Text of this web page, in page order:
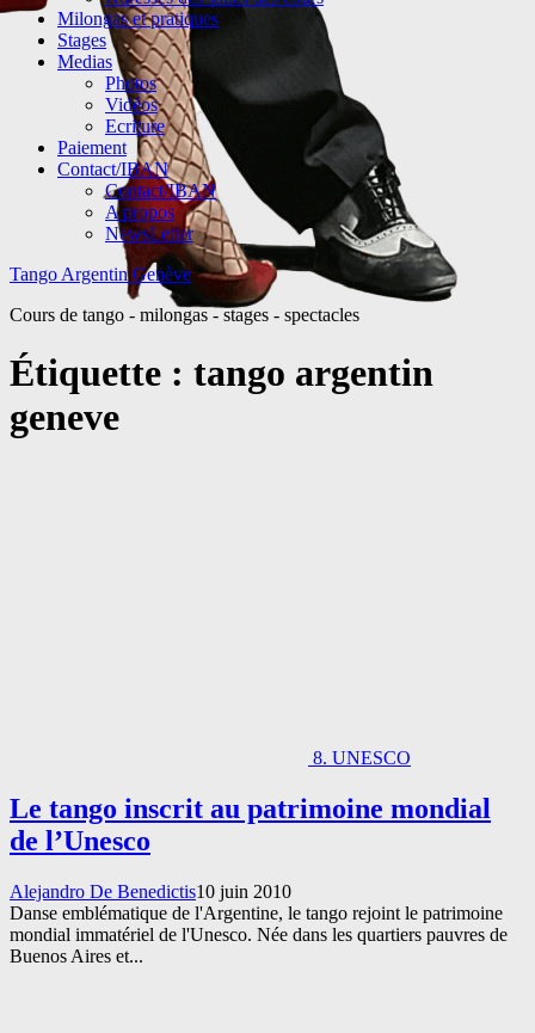
Milongas et pratiques
Stages
Medias
Photos
Vidéos
Ecriture
Paiement
Contact/IBAN
Contact/IBAN
A propos
NewsLetter
Tango Argentin Genève
Cours de tango - milongas - stages - spectacles
Étiquette : tango argentin
geneve
8. UNESCO
Le tango inscrit au patrimoine mondial
de l’Unesco
Alejandro De Benedictis10 juin 2010
Danse emblématique de l'Argentine, le tango rejoint le patrimoine
mondial immatériel de l'Unesco. Née dans les quartiers pauvres de
Buenos Aires et...